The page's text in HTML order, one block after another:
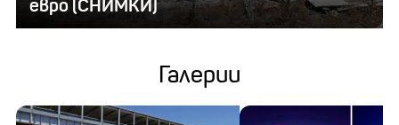
евро (СНИМКИ)
Галерии